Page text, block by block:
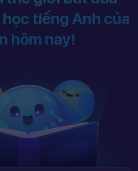
tiếng Anh của
hôm nay!